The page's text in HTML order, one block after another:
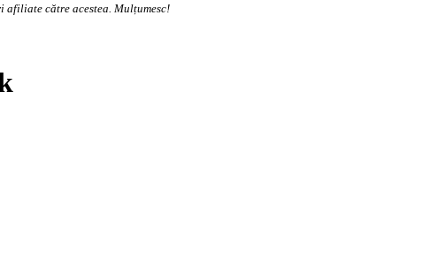
afiliate către acestea. Mulțumesc!